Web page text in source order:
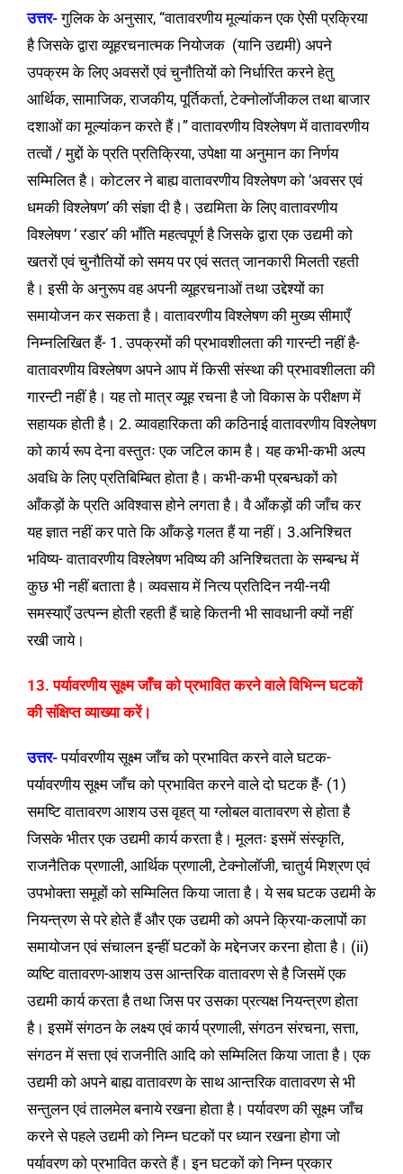
उत्तर-गुलिक के अनुसार, “वातावरणीय मूल्यांकन एक ऐसी प्रक्रिया
है जिसके द्वारा व्यूहरचनात्मक नियोजक (यानि उद्यमी) अपने
उपक्रम के लिए अवसरों एवं चुनौतियों को निर्धारित करने हेतु
आर्थिक, सामाजिक, राजकीय, पूर्तिकर्ता, टेक्नोलॉजीकल तथा बाजार
दशाओं का मूल्यांकन करते हैं।” वातावरणीय विश्लेषण में वातावरणीय
तत्वों / मुद्दों के प्रति प्रतिक्रिया, उपेक्षा या अनुमान का निर्णय
सम्मिलित है। कोटलर ने बाह्य वातावरणीय विश्लेषण को ‘अवसर एवं
धमकी विश्लेषण’ की संज्ञा दी है। उद्यमिता के लिए वातावरणीय
विश्लेषण ‘ रडार’ की भाँति महत्वपूर्ण है जिसके द्वारा एक उद्यमी को
खतरों एवं चुनौतियों को समय पर एवं सतत् जानकारी मिलती रहती
है। इसी के अनुरूप वह अपनी व्यूहरचनाओं तथा उद्देश्यों का
समायोजन कर सकता है। वातावरणीय विश्लेषण की मुख्य सीमाएँ
निम्नलिखित हैं- 1. उपक्रमों की प्रभावशीलता की गारन्टी नहीं है-
वातावरणीय विश्लेषण अपने आप में किसी संस्था की प्रभावशीलता की
गारन्टी नहीं है। यह तो मात्र व्यूह रचना है जो विकास के परीक्षण में
सहायक होती है। 2. व्यावहारिकता की कठिनाई वातावरणीय विश्लेषण
को कार्य रूप देना वस्तुतः एक जटिल काम है। यह कभी-कभी अल्प
अवधि के लिए प्रतिबिम्बित होता है। कभी-कभी प्रबन्धकों को
आँकड़ों के प्रति अविश्वास होने लगता है। वै आँकड़ों की जाँच कर
यह ज्ञात नहीं कर पाते कि आँकड़े गलत हैं या नहीं। 3.अनिश्चित
भविष्य- वातावरणीय विश्लेषण भविष्य की अनिश्चितता के सम्बन्ध में
कुछ भी नहीं बताता है। व्यवसाय में नित्य प्रतिदिन नयी-नयी
समस्याएँ उत्पन्न होती रहती हैं चाहे कितनी भी सावधानी क्यों नहीं
रखी जाये।
13. पर्यावरणीय सूक्ष्म जाँच को प्रभावित करने वाले विभिन्न घटकों
की संक्षिप्त व्याख्या करें।
उत्तर-पर्यावरणीय सूक्ष्म जाँच को प्रभावित करने वाले घटक-
पर्यावरणीय सूक्ष्म जाँच को प्रभावित करने वाले दो घटक हैं- (1)
समष्टि वातावरण आशय उस वृहत् या ग्लोबल वातावरण से होता है
जिसके भीतर एक उद्यमी कार्य करता है। मूलतः इसमें संस्कृति,
राजनैतिक प्रणाली, आर्थिक प्रणाली, टेक्नोलॉजी, चातुर्य मिश्रण एवं
उपभोक्ता समूहों को सम्मिलित किया जाता है। ये सब घटक उद्यमी के
नियन्त्रण से परे होते हैं और एक उद्यमी को अपने क्रिया-कलापों का
समायोजन एवं संचालन इन्हीं घटकों के मद्देनजर करना होता है। (ii)
व्यष्टि वातावरण-आशय उस आन्तरिक वातावरण से है जिसमें एक
उद्यमी कार्य करता है तथा जिस पर उसका प्रत्यक्ष नियन्त्रण होता
है। इसमें संगठन के लक्ष्य एवं कार्य प्रणाली, संगठन संरचना, सत्ता,
संगठन में सत्ता एवं राजनीति आदि को सम्मिलित किया जाता है। एक
उद्यमी को अपने बाह्य वातावरण के साथ आन्तरिक वातावरण से भी
सन्तुलन एवं तालमेल बनाये रखना होता है। पर्यावरण की सूक्ष्म जाँच
करने से पहले उद्यमी को निम्न घटकों पर ध्यान रखना होगा जो
पर्यावरण को प्रभावित करते हैं। इन घटकों को निम्न प्रकार